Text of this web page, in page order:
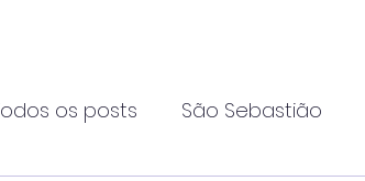
os posts São Sebastião